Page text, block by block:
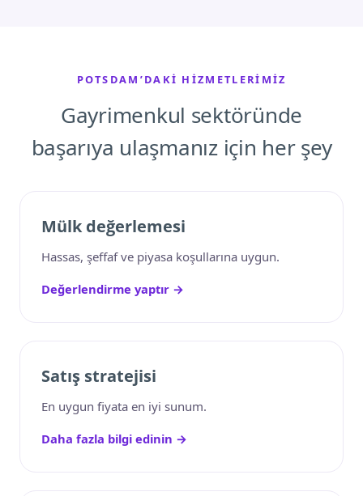
POTSDAM’DAKI HIZMETLERIMIZ
Gayrimenkul sektöründe
başarıya ulaşmanız için her şey
Mülk değerlemesi
Hassas, şeffaf ve piyasa koşullarına uygun.
Değerlendirme yaptır →
Satış stratejisi
En uygun fiyata en iyi sunum.
Daha fazla bilgi edinin →